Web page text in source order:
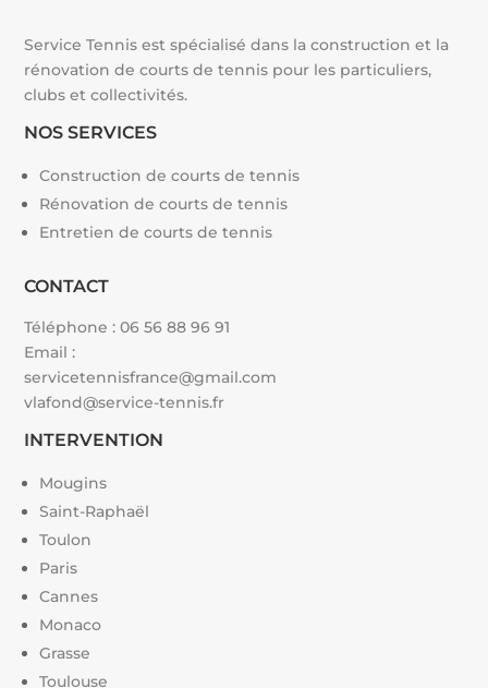
Service Tennis est spécialisé dans la construction et la
rénovation de courts de tennis pour les particuliers,
clubs et collectivités.
NOS SERVICES
Construction de courts de tennis
Rénovation de courts de tennis
Entretien de courts de tennis
CONTACT
Téléphone :06 56 88 96 91
Email :
servicetennisfrance@gmail.com
vlafond@service-tennis.fr
INTERVENTION
Mougins
Saint-Raphaël
Toulon
Paris
Cannes
Monaco
Grasse
Toulouse